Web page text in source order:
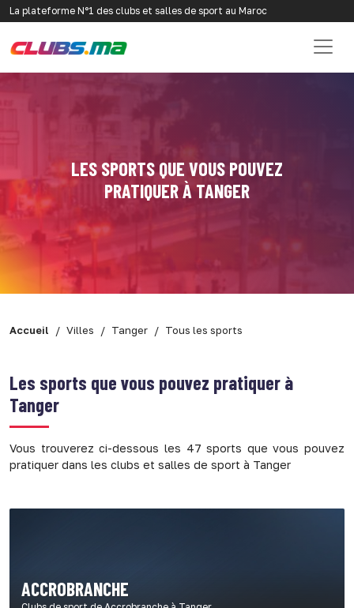
La plateforme N°1 des clubs et salles de sport au Maroc
LES SPORTS QUE VOUS POUVEZ
PRATIQUER À TANGER
Accueil Villes Tanger Tous les sports
Les sports que vous pouvez pratiquer à
Tanger
Vous trouverez ci-dessous les 47 sports que vous pouvez
pratiquer dans les clubs et salles de sport à Tanger
ACCROBRANCHE